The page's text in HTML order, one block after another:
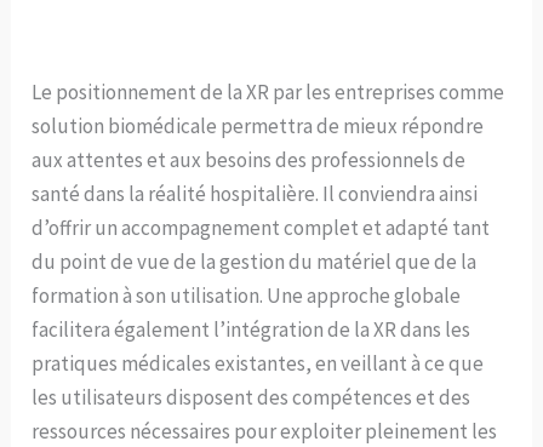
Le positionnement de la XR par les entreprises comme
solution biomédicale permettra de mieux répondre
aux attentes et aux besoins des professionnels de
santé dans la réalité hospitalière. Il conviendra ainsi
d’offrir un accompagnement complet et adapté tant
du point de vue de la gestion du matériel que de la
formation à son utilisation. Une approche globale
facilitera également l’intégration de la XR dans les
pratiques médicales existantes, en veillant à ce que
les utilisateurs disposent des compétences et des
ressources nécessaires pour exploiter pleinement les